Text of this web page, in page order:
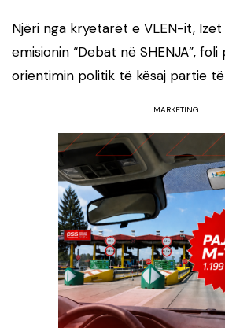
Njëri nga kryetarët e VLEN-it, Izet
emisionin “Debat në SHENJA”,
orientimin politik të kësaj partie
MARKETING